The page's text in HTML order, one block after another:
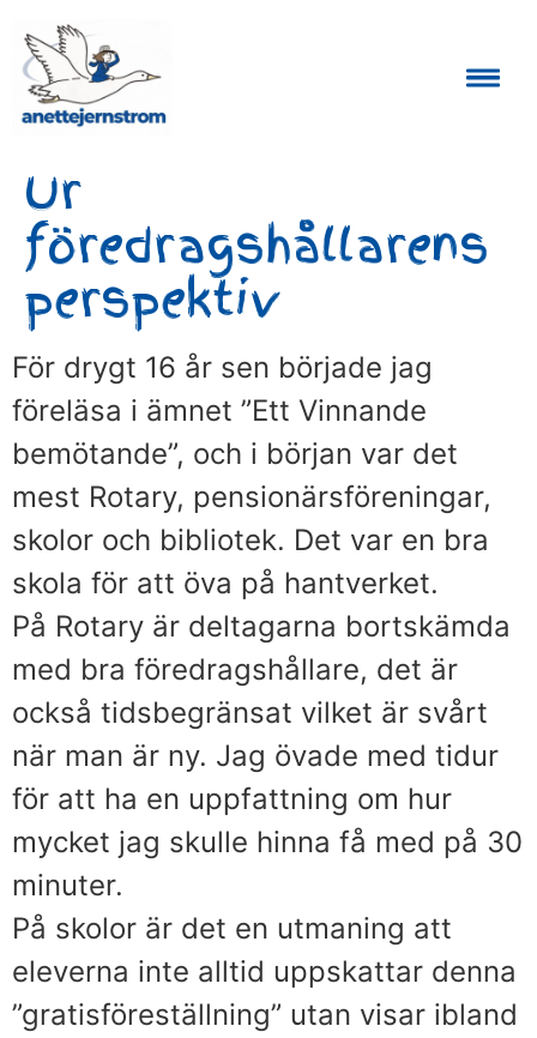
Ur
föredragshållarens
perspektiv
För drygt 16 år sen började jag
föreläsa i ämnet ”Ett Vinnande
bemötande”, och i början var det
mest Rotary, pensionärsföreningar,
skolor och bibliotek. Det var en bra
skola för att öva på hantverket.
På Rotary är deltagarna bortskämda
med bra föredragshållare, det är
också tidsbegränsat vilket är svårt
när man är ny. Jag övade med tidur
för att ha en uppfattning om hur
mycket jag skulle hinna få med på 30
minuter.
På skolor är det en utmaning att
eleverna inte alltid uppskattar denna
”gratisföreställning” utan visar ibland